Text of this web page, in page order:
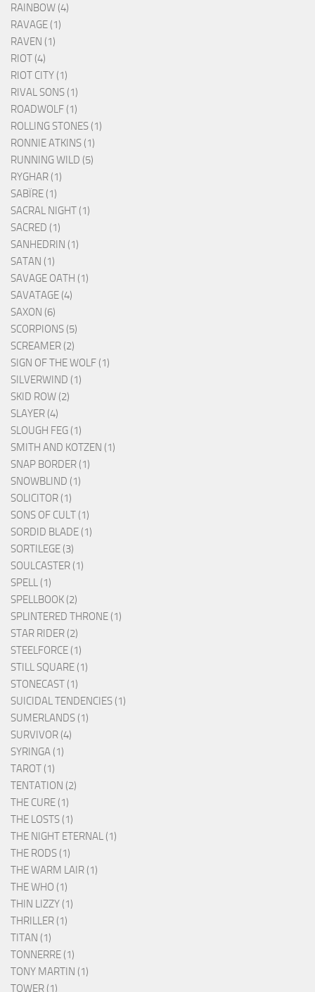
RAINBOW (4)
RAVAGE (1)
RAVEN (1)
RIOT (4)
RIOT CITY (1)
RIVAL SONS (1)
ROADWOLF (1)
ROLLING STONES (1)
RONNIE ATKINS (1)
RUNNING WILD (5)
RYGHAR (1)
SABÏRE (1)
SACRAL NIGHT (1)
SACRED (1)
SANHEDRIN (1)
SATAN (1)
SAVAGE OATH (1)
SAVATAGE (4)
SAXON (6)
SCORPIONS (5)
SCREAMER (2)
SIGN OF THE WOLF (1)
SILVERWIND (1)
SKID ROW (2)
SLAYER (4)
SLOUGH FEG (1)
SMITH AND KOTZEN (1)
SNAP BORDER (1)
SNOWBLIND (1)
SOLICITOR (1)
SONS OF CULT (1)
SORDID BLADE (1)
SORTILEGE (3)
SOULCASTER (1)
SPELL (1)
SPELLBOOK (2)
SPLINTERED THRONE (1)
STAR RIDER (2)
STEELFORCE (1)
STILL SQUARE (1)
STONECAST (1)
SUICIDAL TENDENCIES (1)
SUMERLANDS (1)
SURVIVOR (4)
SYRINGA (1)
TAROT (1)
TENTATION (2)
THE CURE (1)
THE LOSTS (1)
THE NIGHT ETERNAL (1)
THE RODS (1)
THE WARM LAIR (1)
THE WHO (1)
THIN LIZZY (1)
THRILLER (1)
TITAN (1)
TONNERRE (1)
TONY MARTIN (1)
TOWER (1)